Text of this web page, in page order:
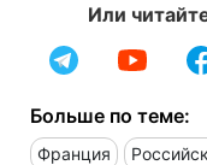
Или
Больше по теме:
Франция